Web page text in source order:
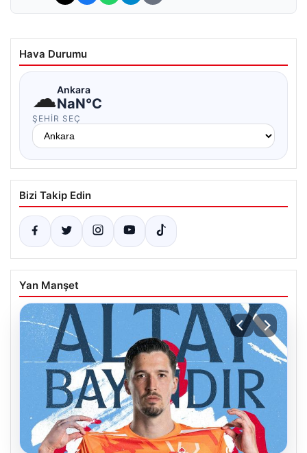
Hava Durumu
☁Ankara
NaN°C
ŞEHIR SEÇ
Bizi Takip Edin
Yan Manşet